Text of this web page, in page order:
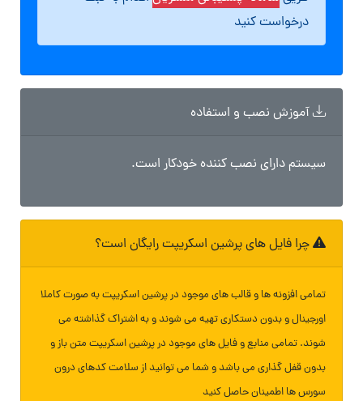
درخواست کنید
آموزش نصب و استفاده
سیستم دارای نصب کننده خودکار است.
چرا فایل های پرشین اسکریپت رایگان است؟
تمامی افزونه ها و قالب های موجود در پرشین اسکریپت به صورت کاملا
اورجینال و بدون دستکاری تهیه می شوند و به اشتراک گذاشته می
شوند. تمامی منابع و فایل های موجود در پرشین اسکریپت متن باز و
بدون قفل گذاری می باشد و شما می توانید از سلامت کدهای درون
سورس ها اطمینان حاصل کنید